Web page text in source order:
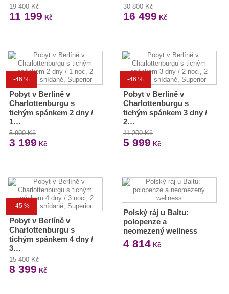
19 400 Kč
11 199 Kč
30 800 Kč
16 499 Kč
-46 %
Pobyt v Berlíně v
Charlottenburgu s
tichým spánkem 2 dny /
1…
5 900 Kč
3 199 Kč
-46 %
Pobyt v Berlíně v
Charlottenburgu s
tichým spánkem 3 dny /
2…
11 200 Kč
5 999 Kč
-45 %
Pobyt v Berlíně v
Charlottenburgu s
tichým spánkem 4 dny /
3…
15 400 Kč
8 399 Kč
Polský ráj u Baltu:
polopenze a
neomezený wellness
4 814Kč